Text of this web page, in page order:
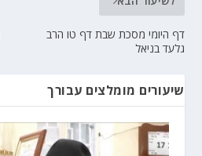
דף היומי מסכת שבת דף טו הרב
גלעד בניאל
שיעורים מומלצים עבורך